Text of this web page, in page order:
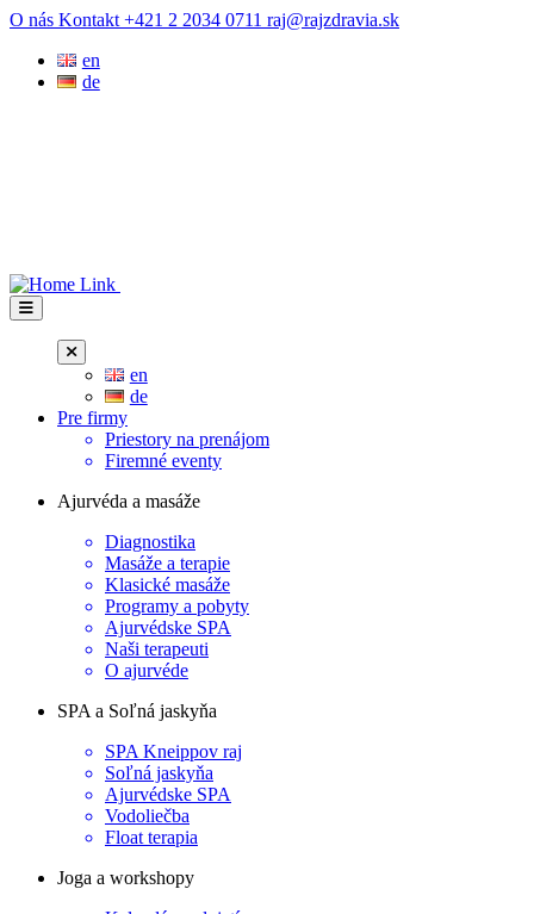
Prejsť
obsah
O nás Kontakt +421 2 2034 0711 raj@rajzdravia.sk
en
de
en
de
Pre firmy
Priestory na prenájom
Firemné eventy
Ajurvéda a masáže
Diagnostika
Masáže a terapie
Klasické masáže
Programy a pobyty
Ajurvédske SPA
Naši terapeuti
O ajurvéde
SPA a Soľná jaskyňa
SPA Kneippov raj
Soľná jaskyňa
Ajurvédske SPA
Vodoliečba
Float terapia
Joga a workshopy